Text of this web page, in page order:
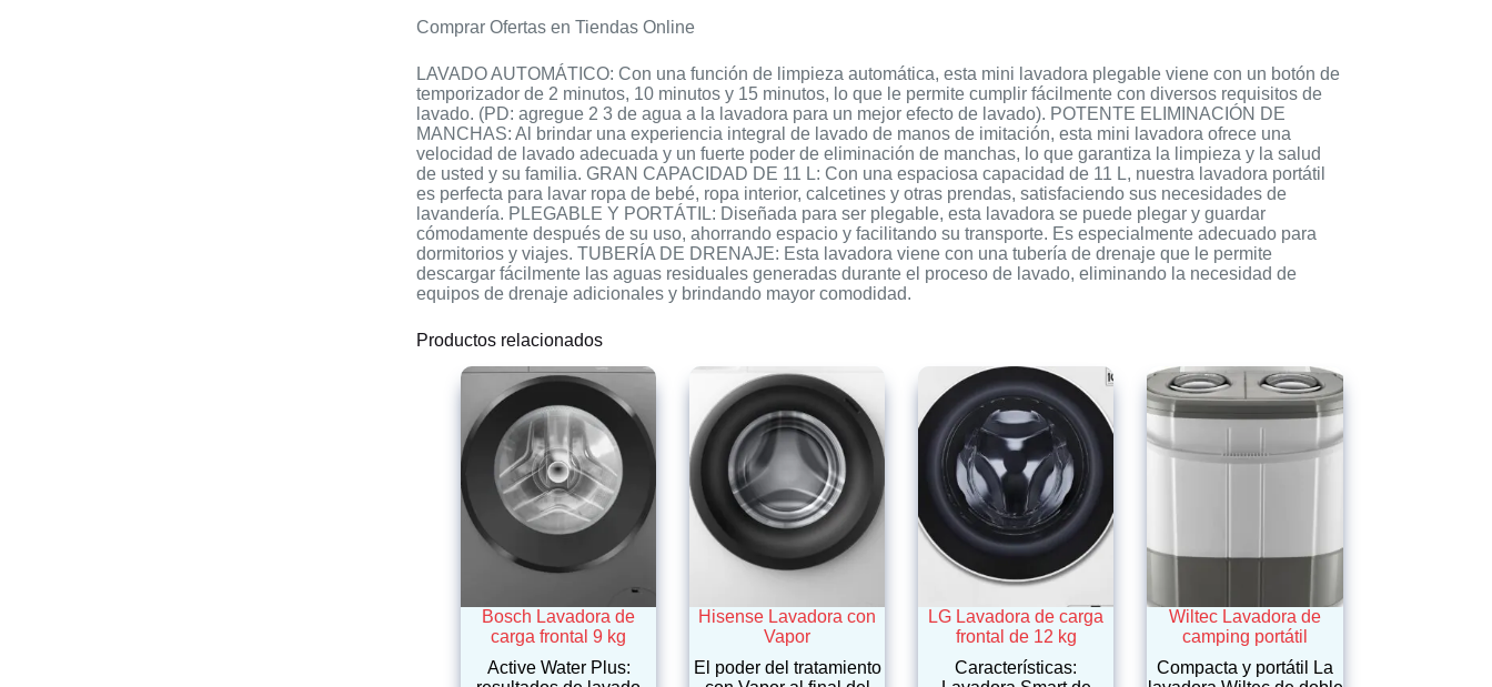
Comprar Ofertas en Tiendas Online
LAVADO AUTOMÁTICO: Con una función de limpieza automática, esta mini lavadora plegable viene con un botón de
temporizador de 2 minutos, 10 minutos y 15 minutos, lo que le permite cumplir fácilmente con diversos requisitos de
lavado. (PD: agregue 2 3 de agua a la lavadora para un mejor efecto de lavado). POTENTE ELIMINACIÓN DE
MANCHAS: Al brindar una experiencia integral de lavado de manos de imitación, esta mini lavadora ofrece una
velocidad de lavado adecuada y un fuerte poder de eliminación de manchas, lo que garantiza la limpieza y la salud
de usted y su familia. GRAN CAPACIDAD DE 11 L: Con una espaciosa capacidad de 11 L, nuestra lavadora portátil
es perfecta para lavar ropa de bebé, ropa interior, calcetines y otras prendas, satisfaciendo sus necesidades de
lavandería. PLEGABLE Y PORTÁTIL: Diseñada para ser plegable, esta lavadora se puede plegar y guardar
cómodamente después de su uso, ahorrando espacio y facilitando su transporte. Es especialmente adecuado para
dormitorios y viajes. TUBERÍA DE DRENAJE: Esta lavadora viene con una tubería de drenaje que le permite
descargar fácilmente las aguas residuales generadas durante el proceso de lavado, eliminando la necesidad de
equipos de drenaje adicionales y brindando mayor comodidad.
Productos relacionados
Bosch Lavadora de
carga frontal 9 kg
Active Water Plus:
Hisense Lavadora con
Vapor
El poder del tratamiento
LG Lavadora de carga
frontal de 12 kg
Características:
Wiltec Lavadora de
camping portátil
Compacta y portátil La